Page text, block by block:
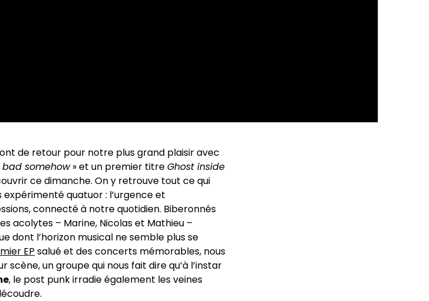
de retour pour notre plus grand plaisir avec
somehow» et un premier titreGhost inside
ce dimanche. On y retrouve tout ce qui
quatuor : l’urgence et
connecté à notre quotidien. Biberonnés
acolytes – Marine, Nicolas et Mathieu –
dont l’horizon musical ne semble plus se
EP salué et des concerts mémorables, nous
scène, un groupe qui nous fait dire qu’à l’instar
, le post punk irradie également les veines